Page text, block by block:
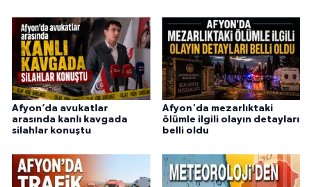
Afyon’da avukatlar
arasında kanlı kavgada
silahlar konuştu
Afyon'da mezarlıktaki
ölümle ilgili olayın detayları
belli oldu